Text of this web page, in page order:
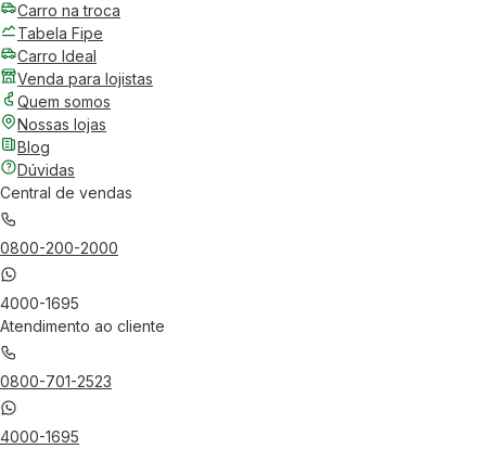
Carro na troca
Tabela Fipe
Carro Ideal
Venda para lojistas
Quem somos
Nossas lojas
Blog
Dúvidas
Central de vendas
0800-200-2000
4000-1695
Atendimento ao cliente
0800-701-2523
4000-1695